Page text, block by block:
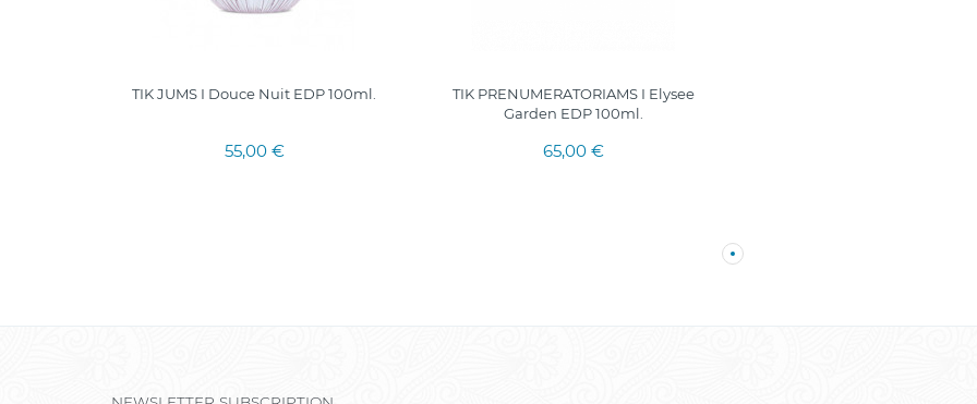
TIK JUMS I Douce Nuit EDP 100ml.
55,00 €
TIK PRENUMERATORIAMS I Elysee
Garden EDP 100ml.
65,00 €